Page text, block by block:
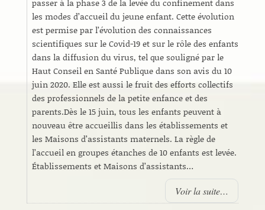
passer à la phase 3 de la levée du confinement dans
les modes d’accueil du jeune enfant. Cette évolution
est permise par l’évolution des connaissances
scientifiques sur le Covid-19 et sur le rôle des enfants
dans la diffusion du virus, tel que souligné par le
Haut Conseil en Santé Publique dans son avis du 10
juin 2020. Elle est aussi le fruit des efforts collectifs
des professionnels de la petite enfance et des
parents.Dès le 15 juin, tous les enfants peuvent à
nouveau être accueillis dans les établissements et
les Maisons d’assistants maternels. La règle de
l’accueil en groupes étanches de 10 enfants est levée.
Établissements et Maisons d’assistants…
Voir la suite…